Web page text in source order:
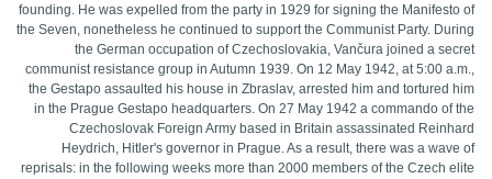
founding. He was expelled from the party in 1929 for signing the Manifesto of
the Seven, nonetheless he continued to support the Communist Party. During
the German occupation of Czechoslovakia, Vančura joined a secret
communist resistance group in Autumn 1939. On 12 May 1942, at 5:00 a.m.,
the Gestapo assaulted his house in Zbraslav, arrested him and tortured him
in the Prague Gestapo headquarters. On 27 May 1942 a commando of the
Czechoslovak Foreign Army based in Britain assassinated Reinhard
Heydrich, Hitler's governor in Prague. As a result, there was a wave of
reprisals: in the following weeks more than 2000 members of the Czech elite